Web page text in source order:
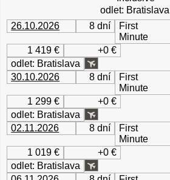
odlet: Bratislava
26.10.2026
8 dní
First
Minute
1 419 €
+0 €
odlet: Bratislava
30.10.2026
8 dní
First
Minute
1 299 €
+0 €
odlet: Bratislava
02.11.2026
8 dní
First
Minute
1 019 €
+0 €
odlet: Bratislava